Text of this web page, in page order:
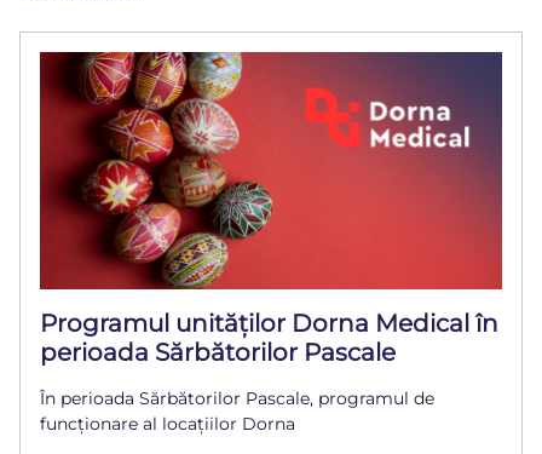
Programul unităților Dorna Medical în
perioada Sărbătorilor Pascale
În perioada Sărbătorilor Pascale, programul de
funcționare al locațiilor Dorna